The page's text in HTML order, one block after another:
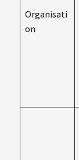
Organisati
on